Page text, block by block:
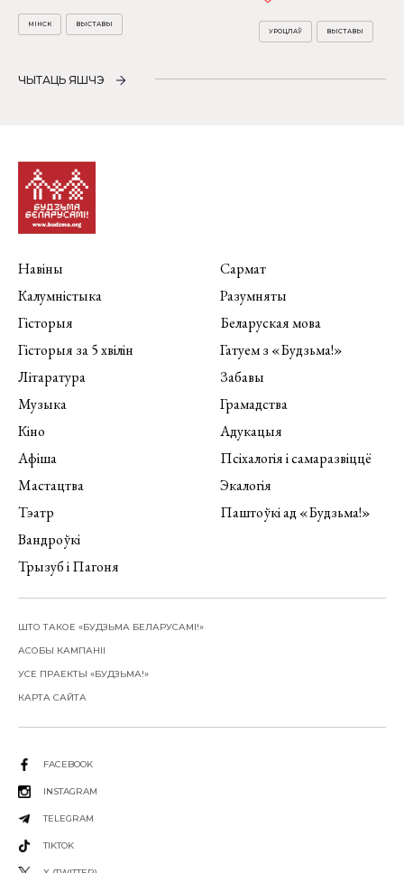
МІНСК ВЫСТАВЫ
УРОЦЛАЎ ВЫСТАВЫ
ЧЫТАЦЬ ЯШЧЭ
Навіны
Калумністыка
Гісторыя
Гісторыя за 5 хвілін
Літаратура
Музыка
Кіно
Афіша
Мастацтва
Тэатр
Вандроўкі
Трызуб і Пагоня
Сармат
Разумняты
Беларуская мова
Гатуем з «Будзьма!»
Забавы
Грамадства
Адукацыя
Псіхалогія і самаразвіццё
Экалогія
Паштоўкі ад «Будзьма!»
ШТО ТАКОЕ «БУДЗЬМА БЕЛАРУСАМІ!»
АСОБЫ КАМПАНІІ
УСЕ ПРАЕКТЫ «БУДЗЬМА!»
КАРТА САЙТА
FACEBOOK
INSTAGRAM
TELEGRAM
TIKTOK